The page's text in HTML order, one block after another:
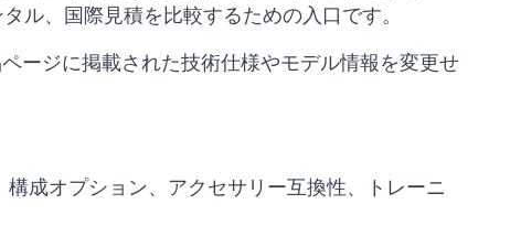
ル、国際見積を比較するための入口です。
ージに掲載された技術仕様やモデル情報を変更せ
成オプション、アクセサリー互換性、トレーニ